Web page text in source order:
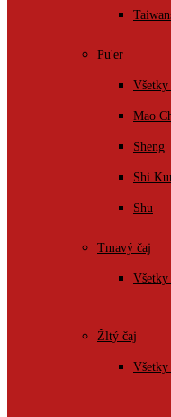
Pu'er
Všetky
Mao
Sheng
Shi
Shu
Tmavý čaj
Všetky
Žltý čaj
Všetky